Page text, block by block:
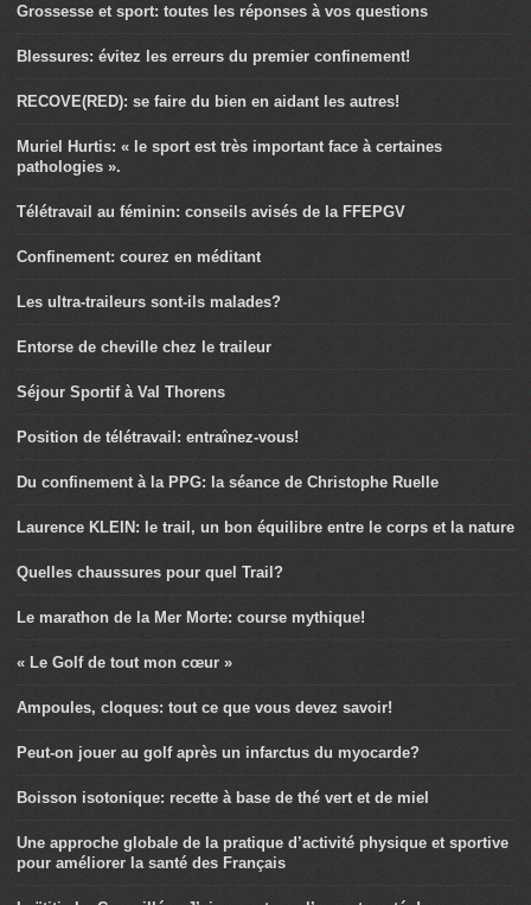
Grossesse et sport: toutes les réponses à vos questions
Blessures: évitez les erreurs du premier confinement!
RECOVE(RED): se faire du bien en aidant les autres!
Muriel Hurtis: « le sport est très important face à certaines
pathologies ».
Télétravail au féminin: conseils avisés de la FFEPGV
Confinement: courez en méditant
Les ultra-traileurs sont-ils malades?
Entorse de cheville chez le traileur
Séjour Sportif à Val Thorens
Position de télétravail: entraînez-vous!
Du confinement à la PPG: la séance de Christophe Ruelle
Laurence KLEIN: le trail, un bon équilibre entre le corps et la nature
Quelles chaussures pour quel Trail?
Le marathon de la Mer Morte: course mythique!
« Le Golf de tout mon cœur »
Ampoules, cloques: tout ce que vous devez savoir!
Peut-on jouer au golf après un infarctus du myocarde?
Boisson isotonique: recette à base de thé vert et de miel
Une approche globale de la pratique d’activité physique et sportive
pour améliorer la santé des Français